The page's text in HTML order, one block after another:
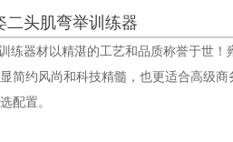
二头肌弯举训练器
练器材以精湛的工艺和品质称誉于世
简约风尚和科技精髓，也更适合高级
配置。